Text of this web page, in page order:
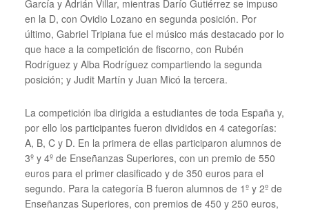
García y Adrián Villar, mientras Darío Gutiérrez se impuso
en la D, con Ovidio Lozano en segunda posición. Por
último, Gabriel Tripiana fue el músico más destacado por lo
que hace a la competición de fiscorno, con Rubén
Rodríguez y Alba Rodríguez compartiendo la segunda
posición; y Judit Martín y Juan Micó la tercera.
La competición iba dirigida a estudiantes de toda España y,
por ello los participantes fueron divididos en 4 categorías:
A, B, C y D. En la primera de ellas participaron alumnos de
3º y 4º de Enseñanzas Superiores, con un premio de 550
euros para el primer clasificado y de 350 euros para el
segundo. Para la categoría B fueron alumnos de 1º y 2º de
Enseñanzas Superiores, con premios de 450 y 250 euros,